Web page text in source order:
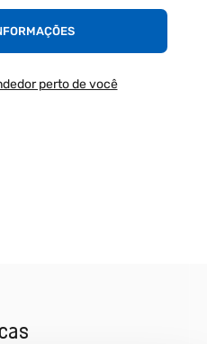
perto de você